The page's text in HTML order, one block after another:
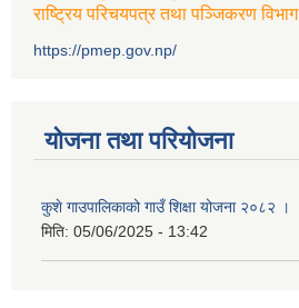
राष्ट्रिय परिचयपत्र तथा पञ्जिकरण विभाग
https://pmep.gov.np/
योजना तथा परियोजना
कुशे गाउपालिकाको गाउँ शिक्षा योजना २०८२ ।
मिति: 05/06/2025 - 13:42